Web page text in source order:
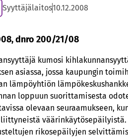
Syyttäjälaitos10.12.2008
dnro 200/21/08
kumosi
asiassa, jossa kaupungin
lämpöyhtiön
loppuun suorittamisesta
olevaan seuraamukseen,
rikosepäilyjen